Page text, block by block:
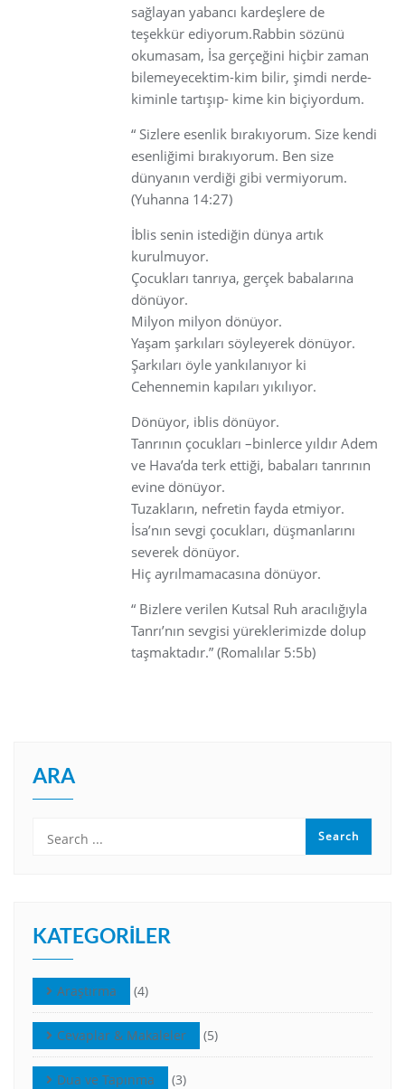
sağlayan yabancı kardeşlere de
teşekkür ediyorum.Rabbin sözünü
okumasam, İsa gerçeğini hiçbir zaman
bilemeyecektim-kim bilir, şimdi nerde-
kiminle tartışıp- kime kin biçiyordum.
“ Sizlere esenlik bırakıyorum. Size kendi
esenliğimi bırakıyorum. Ben size
dünyanın verdiği gibi vermiyorum.
(Yuhanna 14:27)
İblis senin istediğin dünya artık
kurulmuyor.
Çocukları tanrıya, gerçek babalarına
dönüyor.
Milyon milyon dönüyor.
Yaşam şarkıları söyleyerek dönüyor.
Şarkıları öyle yankılanıyor ki
Cehennemin kapıları yıkılıyor.
Dönüyor, iblis dönüyor.
Tanrının çocukları –binlerce yıldır Adem
ve Hava’da terk ettiği, babaları tanrının
evine dönüyor.
Tuzakların, nefretin fayda etmiyor.
İsa’nın sevgi çocukları, düşmanlarını
severek dönüyor.
Hiç ayrılmamacasına dönüyor.
“ Bizlere verilen Kutsal Ruh aracılığıyla
Tanrı’nın sevgisi yüreklerimizde dolup
taşmaktadır.” (Romalılar 5:5b)
ARA
KATEGORILER
Araştırma (4)
Cevaplar & Makaleler (5)
Dua ve Tapınma (3)